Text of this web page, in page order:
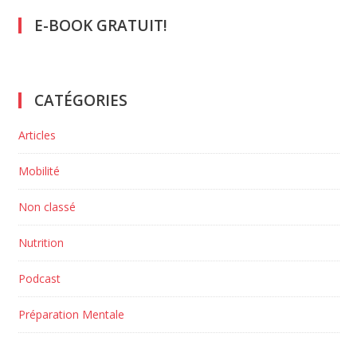
E-BOOK GRATUIT!
CATÉGORIES
Articles
Mobilité
Non classé
Nutrition
Podcast
Préparation Mentale